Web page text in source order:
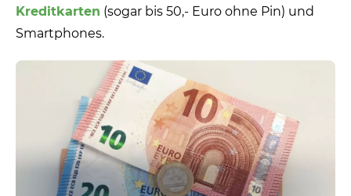
Kreditkarten (sogar bis 50,- Euro ohne Pin) und
Smartphones.